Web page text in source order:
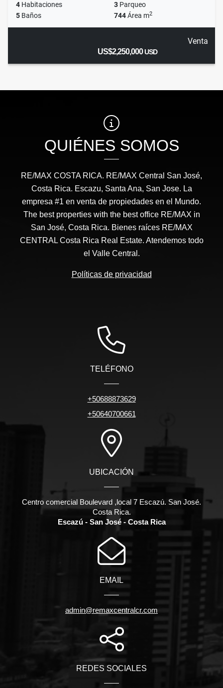
4 Habitaciones 3 Parqueo
5 Baños 744Área m2
Venta
US$2,250,000USD
QUIÉNES SOMOS
RE/MAX COSTA RICA. RE/MAX Central San José,
Costa Rica. Escazu, Santa Ana, San Jose. La
empresa #1 en venta de propiedades en el Mundo.
The best properties with the best office RE/MAX in
San José, Costa Rica. Bienes raíces RE/MAX
CENTRAL Costa Rica Real Estate. Atendemos todo
el Valle Central.
Políticas de privacidad
TELÉFONO
+50688873629
+50640700661
UBICACIÓN
Centro comercial Boulevard ,local 7 Escazú. San José.
Costa Rica.
Escazú - San José - Costa Rica
EMAIL
admin@remaxcentralcr.com
REDES SOCIALES